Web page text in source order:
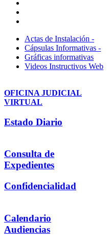
Actas de Instalación -
Cápsulas Informativas -
Gráficas informativas
Videos Instructivos Web
OFICINA JUDICIAL
VIRTUAL
Estado Diario
Consulta de
Expedientes
Confidencialidad
Calendario
Audiencias